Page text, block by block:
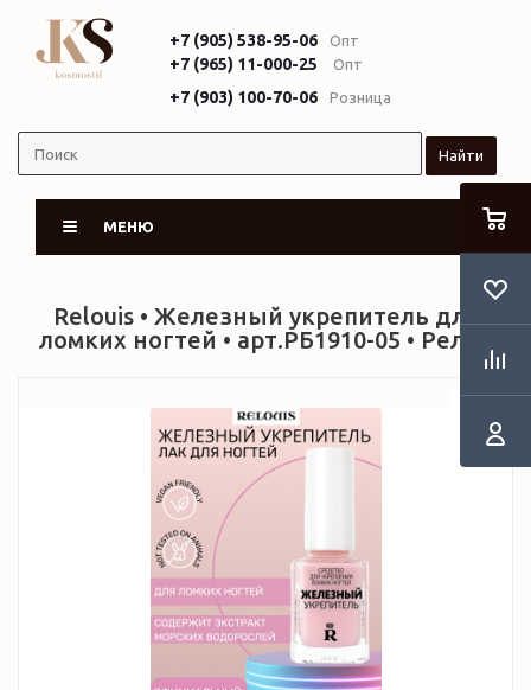
+7 (905) 538-95-06 Опт
+7 (965) 11-000-25 Опт
+7 (903) 100-70-06 Розница
Найти
МЕНЮ
Relouis • Железный укрепитель для
ломких ногтей • арт.РБ1910-05 • Релуи